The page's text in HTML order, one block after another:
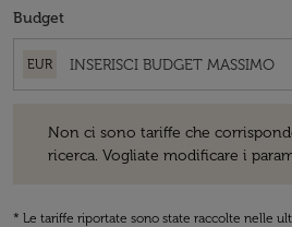
Budget
EUR
Non ci sono tariffe che
ricerca. Vogliate modificare i
* Le tariffe riportate sono state raccolte nelle